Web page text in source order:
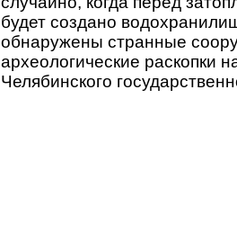
будет создано
обнаружены странные
археологические раскопки
Челябинского